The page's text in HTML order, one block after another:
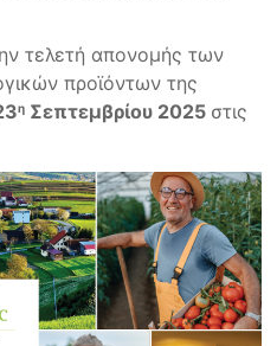
τελετή απονομής των
προϊόντων της
η Σεπτεμβρίου 2025 στις